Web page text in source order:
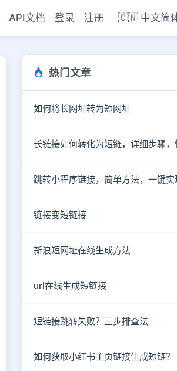
API文档 登录 注册 🇨🇳 中文简
热门文章
如何将长网址转为短网址
长链接如何转化为短链，详细步骤
跳转小程序链接，简单方法，一键
链接变短链接
新浪短网址在线生成方法
url在线生成短链接
短链接跳转失败？三步排查法
如何获取小红书主页链接生成短链？